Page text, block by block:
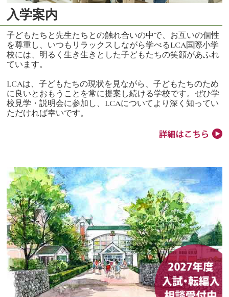
入学案内
子どもたちと先生たちとの触れ合いの中で、お互いの個性
を尊重し、いつもリラックスしながら学べるLCA国際小学
校には、明るく生き生きとした子どもたちの笑顔があふれ
ています。
LCAは、子どもたちの現状を見ながら、子どもたちのため
に良いとおもうことを常に提案し続ける学校です。ぜひ学
校見学・説明会に参加し、LCAについてより深く知ってい
ただければ幸いです。